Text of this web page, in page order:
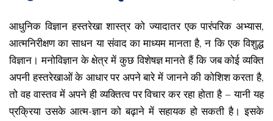
आधुनिक विज्ञान हस्तरेखा शास्त्र को ज्यादातर एक पारंपरिक अभ्यास,
आत्मनिरीक्षण का साधन या संवाद का माध्यम मानता है, न कि एक विशुद्ध
विज्ञान। मनोविज्ञान के क्षेत्र में कुछ विशेषज्ञ मानते हैं कि जब कोई व्यक्ति
अपनी हस्तरेखाओं के आधार पर अपने बारे में जानने की कोशिश करता है,
तो वह वास्तव में अपने ही व्यक्तित्व पर विचार कर रहा होता है – यानी यह
प्रक्रिया उसके आत्म-ज्ञान को बढ़ाने में सहायक हो सकती है। इसके